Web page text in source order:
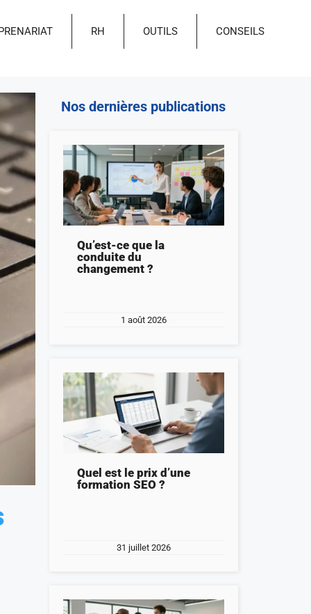
RH OUTILS CONSEILS
Nos dernières publications
Qu’est-ce que la
conduite du
changement ?
1 août 2026
Quel est le prix d’une
formation SEO ?
31 juillet 2026